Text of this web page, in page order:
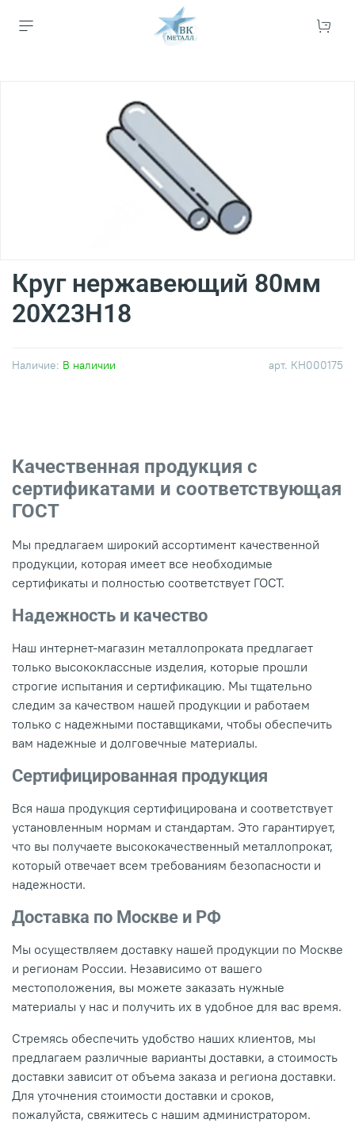
арт. КН000175
Наличие: В наличии
Круг нержавеющий 80мм
20Х23Н18
Качественная продукция с
сертификатами и соответствующая
ГОСТ
Мы предлагаем широкий ассортимент качественной
продукции, которая имеет все необходимые
сертификаты и полностью соответствует ГОСТ.
Надежность и качество
Наш интернет-магазин металлопроката предлагает
только высококлассные изделия, которые прошли
строгие испытания и сертификацию. Мы тщательно
следим за качеством нашей продукции и работаем
только с надежными поставщиками, чтобы обеспечить
вам надежные и долговечные материалы.
Сертифицированная продукция
Вся наша продукция сертифицирована и соответствует
установленным нормам и стандартам. Это гарантирует,
что вы получаете высококачественный металлопрокат,
который отвечает всем требованиям безопасности и
надежности.
Доставка по Москве и РФ
Мы осуществляем доставку нашей продукции по Москве
и регионам России. Независимо от вашего
местоположения, вы можете заказать нужные
материалы у нас и получить их в удобное для вас время.
Стремясь обеспечить удобство наших клиентов, мы
предлагаем различные варианты доставки, а стоимость
доставки зависит от объема заказа и региона доставки.
Для уточнения стоимости доставки и сроков,
пожалуйста, свяжитесь с нашим администратором.